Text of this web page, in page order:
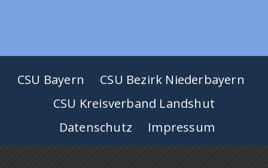
CSU Bayern
CSU Bezirk Niederbayern
CSU Kreisverband Landshut
Datenschutz
Impressum